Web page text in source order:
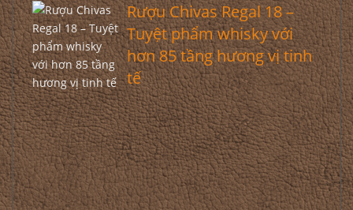
Rượu Chivas Regal 18 –
Tuyệt phẩm whisky với
hơn 85 tầng hương vị tinh
tế